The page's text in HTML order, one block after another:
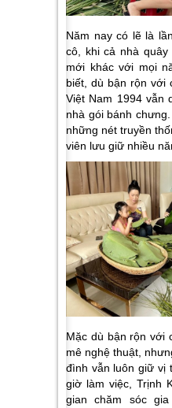
Năm nay có lẽ là
cô, khi cả nhà
mới khác với mọi
biết, dù bận rộn với
Việt Nam 1994 vẫn
nhà gói bánh
những nét truyền
viên lưu giữ nhiều
Mặc dù bận rộn với
mê nghệ thuật,
đình vẫn luôn giữ vị
giờ làm việc, Trịnh
gian chăm sóc